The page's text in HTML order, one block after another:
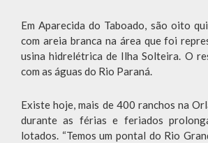
Em Aparecida do Taboado, são oito
com areia branca na área que foi
usina hidrelétrica de Ilha Solteira. O
com as águas do Rio Paraná.
Existe hoje, mais de 400 ranchos na
durante as férias e feriados
lotados. “Temos um pontal do Rio